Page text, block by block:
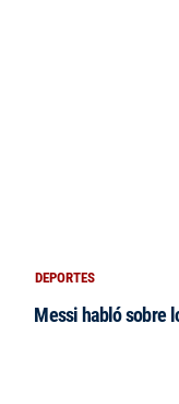
DEPORTES
Messi habló sobre